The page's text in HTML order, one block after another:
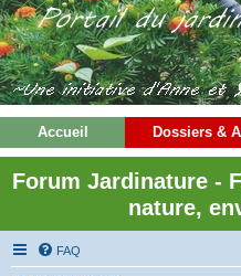
Accueil Dossiers &
Forum Jardinature -
nature,
FAQ